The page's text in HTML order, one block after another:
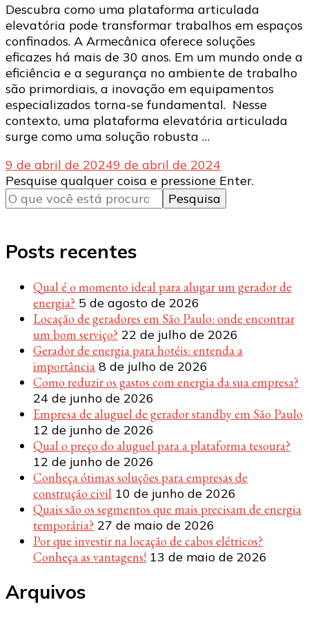
Descubra como uma plataforma articulada
elevatória pode transformar trabalhos em espaços
confinados. A Armecânica oferece soluções
eficazes há mais de 30 anos. Em um mundo onde a
eficiência e a segurança no ambiente de trabalho
são primordiais, a inovação em equipamentos
especializados torna-se fundamental. Nesse
contexto, uma plataforma elevatória articulada
surge como uma solução robusta …
9 de abril de 20249 de abril de 2024
Procurando
algo?
Pesquise qualquer coisa e pressione Enter.
Posts recentes
Qual é o momento ideal para alugar um gerador de
energia? 5 de agosto de 2026
Locação de geradores em São Paulo: onde encontrar
um bom serviço? 22 de julho de 2026
Gerador de energia para hotéis: entenda a
importância 8 de julho de 2026
Como reduzir os gastos com energia da sua empresa?
24 de junho de 2026
Empresa de aluguel de gerador standby em São Paulo
12 de junho de 2026
Qual o preço do aluguel para a plataforma tesoura?
12 de junho de 2026
Conheça ótimas soluções para empresas de
construção civil 10 de junho de 2026
Quais são os segmentos que mais precisam de energia
temporária? 27 de maio de 2026
Por que investir na locação de cabos elétricos?
Conheça as vantagens! 13 de maio de 2026
Arquivos